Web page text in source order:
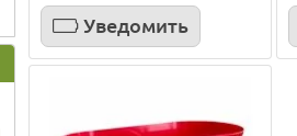
Уведомить